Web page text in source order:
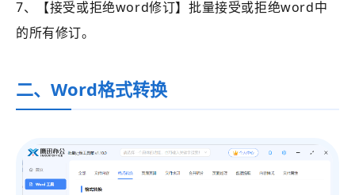
7、【接受或拒绝word修订】批量接受或拒绝word中
的所有修订。
二、Word格式转换